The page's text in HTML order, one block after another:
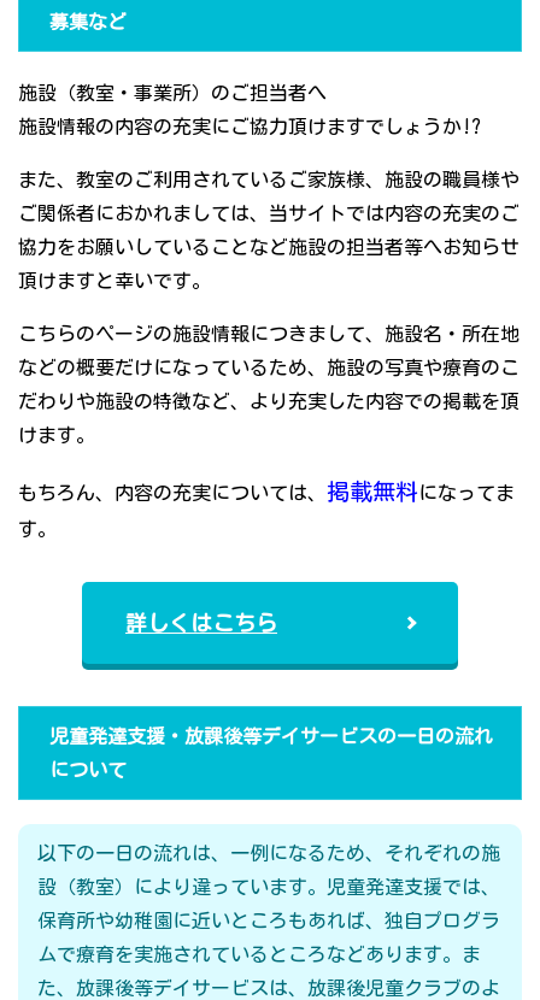
募集など
施設（教室・事業所）のご担当者へ
施設情報の内容の充実にご協力頂けますでしょうか!?
また、教室のご利用されているご家族様、施設の職員様や
ご関係者におかれましては、当サイトでは内容の充実のご
協力をお願いしていることなど施設の担当者等へお知らせ
頂けますと幸いです。
こちらのページの施設情報につきまして、施設名・所在地
などの概要だけになっているため、施設の写真や療育のこ
だわりや施設の特徴など、より充実した内容での掲載を頂
けます。
もちろん、内容の充実については、 掲載無料になってま
す。
詳しくはこちら
児童発達支援・放課後等デイサービスの一日の流れ
について
以下の一日の流れは、一例になるため、それぞれの施
設（教室）により違っています。児童発達支援では、
保育所や幼稚園に近いところもあれば、独自プログラ
ムで療育を実施されているところなどあります。ま
た、放課後等デイサービスは、放課後児童クラブのよ